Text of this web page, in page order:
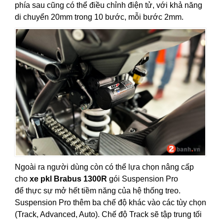
phía sau cũng có thể điều chỉnh điện tử, với khả năng
di chuyển 20mm trong 10 bước, mỗi bước 2mm.
Ngoài ra người dùng còn có thể lựa chọn nâng cấp
cho xe pkl Brabus 1300R gói Suspension Pro
để thực sự mở hết tiềm năng của hệ thống treo.
Suspension Pro thêm ba chế độ khác vào các tùy chọn
(Track, Advanced, Auto). Chế độ Track sẽ tập trung tối